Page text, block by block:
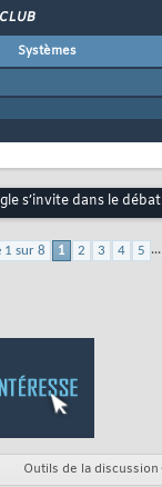
CLUB
Systèmes
s’invite dans le débat
1 sur 8 1 2 3 4 5 ...
Outils de la discussion